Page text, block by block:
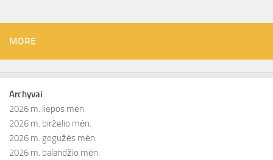
MORE
Archyvai
2026 m. liepos mėn.
2026 m. birželio mėn.
2026 m. gegužės mėn.
2026 m. balandžio mėn.